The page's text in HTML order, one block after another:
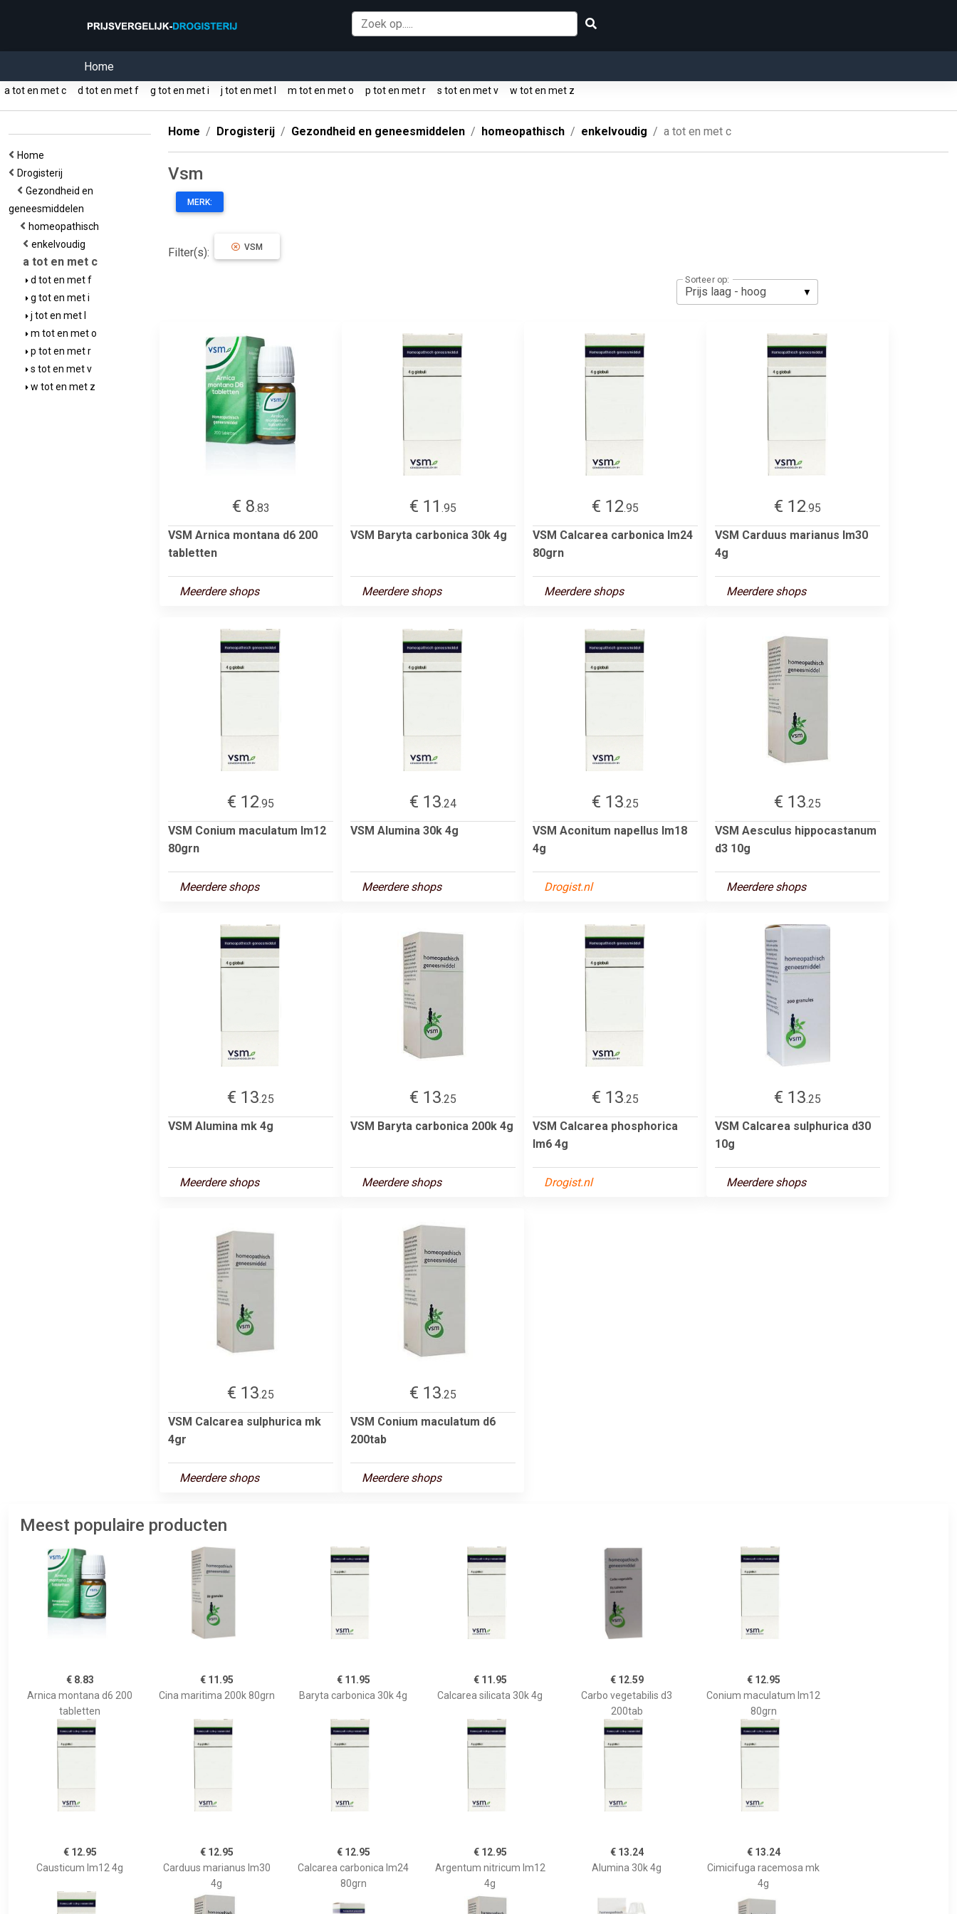
Home
a tot en met c d tot en met f g tot en met i j tot en met l m tot en met o p tot en met r s tot en met v w tot en met z
Home
Drogisterij
Gezondheid en
geneesmiddelen
homeopathisch
enkelvoudig
a tot en met c
d tot en met f
g tot en met i
j tot en met l
m tot en met o
p tot en met r
s tot en met v
w tot en met z
Home Drogisterij Gezondheid en geneesmiddelen homeopathisch enkelvoudig a tot en met c
Vsm
MERK:
Filter(s): VSM
Sorteer op:
€ 8.83
VSM Arnica montana d6 200
tabletten
Meerdere shops
€ 11 .95
VSM Baryta carbonica 30k 4g
Meerdere shops
€ 12.95
VSM Calcarea carbonica lm24
80grn
Meerdere shops
€ 12.95
VSM Carduus marianus lm30
4g
Meerdere shops
€ 12.95
VSM Conium maculatum lm12
80grn
Meerdere shops
€ 13.24
VSM Alumina 30k 4g
Meerdere shops
€ 13.25
VSM Aconitum napellus lm18
4g
Drogist.nl
€ 13.25
VSM Aesculus hippocastanum
d3 10g
Meerdere shops
€ 13.25
VSM Alumina mk 4g
Meerdere shops
€ 13.25
VSM Baryta carbonica 200k 4g
Meerdere shops
€ 13.25
VSM Calcarea phosphorica
lm6 4g
Drogist.nl
€ 13.25
VSM Calcarea sulphurica d30
10g
Meerdere shops
€ 13.25
VSM Calcarea sulphurica mk
4gr
Meerdere shops
€ 13.25
VSM Conium maculatum d6
200tab
Meerdere shops
Meest populaire producten
€ 8.83
Arnica montana d6 200
tabletten
€ 11.95
Cina maritima 200k 80grn
€ 11.95
Baryta carbonica 30k 4g
€ 11.95
Calcarea silicata 30k 4g
€ 12.59
Carbo vegetabilis d3
200tab
€ 12.95
Conium maculatum lm12
80grn
€ 12.95
Causticum lm12 4g
€ 12.95
Carduus marianus lm30
4g
€ 12.95
Calcarea carbonica lm24
80grn
€ 12.95
Argentum nitricum lm12
4g
€ 13.24
Alumina 30k 4g
€ 13.24
Cimicifuga racemosa mk
4g